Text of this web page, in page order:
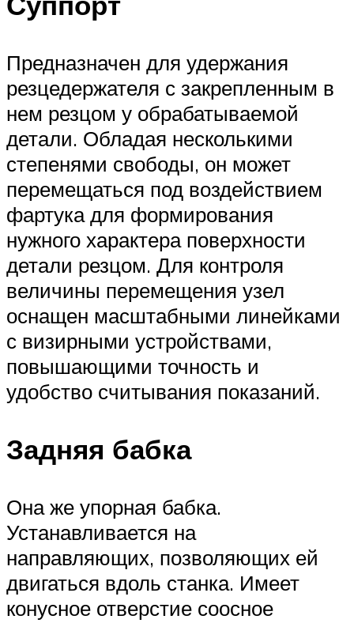
Предназначен для удержания
резцедержателя с закрепленным в
нем резцом у обрабатываемой
детали. Обладая несколькими
степенями свободы, он может
перемещаться под воздействием
фартука для формирования
нужного характера поверхности
детали резцом. Для контроля
величины перемещения узел
оснащен масштабными линейками
с визирными устройствами,
повышающими точность и
удобство считывания показаний.
Задняя бабка
Она же упорная бабка.
Устанавливается на
направляющих, позволяющих ей
двигаться вдоль станка. Имеет
конусное отверстие соосное